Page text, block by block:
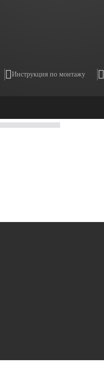
Инструкция по монтажу